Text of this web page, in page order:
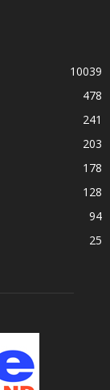
10039
478
241
203
178
128
94
25